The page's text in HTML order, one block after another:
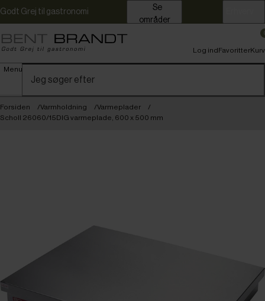
Godt Grej til gastronomi
områder
Menu
Log indFavoritterKurv
Forsiden Varmholdning
Varmeplader
Scholl 26060/15DIG varmeplade, 600 x 500 mm